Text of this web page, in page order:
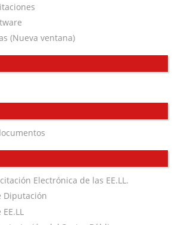
(Nueva ventana)
Electrónica de las EE.LL.
Diputación